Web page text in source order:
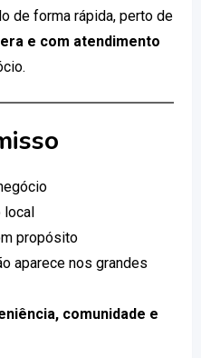
de forma rápida, perto de
e com atendimento
local
propósito
aparece nos grandes
comunidade e